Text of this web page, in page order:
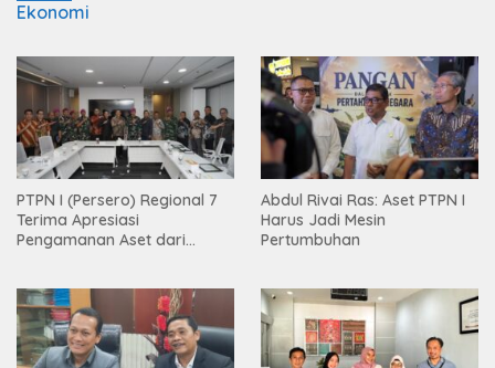
Ekonomi
PTPN I (Persero) Regional 7
Terima Apresiasi
Pengamanan Aset dari
Abdul Rivai Ras: Aset PTPN I
Harus Jadi Mesin
Pertumbuhan